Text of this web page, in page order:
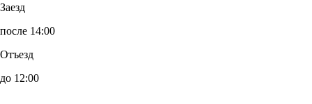
Заезд
после 14:00
Отъезд
до 12:00